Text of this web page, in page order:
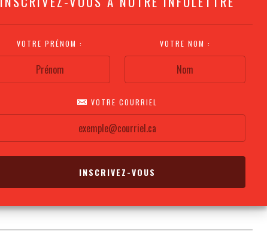
VOTRE PRÉNOM : VOTRE NOM :
VOTRE COURRIEL